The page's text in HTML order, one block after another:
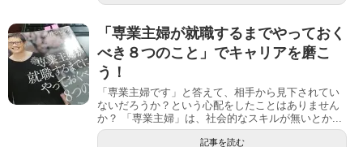
「専業主婦が就職するまでやっておく
べき８つのこと」でキャリアを磨こ
う！
「専業主婦です」と答えて、相手から見下されてい
ないだろうか？という心配をしたことはありません
か？ 「専業主婦」は、社会的なスキルが無いとか...
記事を読む